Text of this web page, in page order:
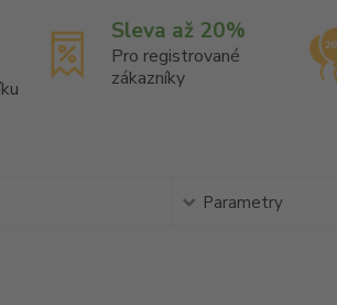
Sleva až 20%
Pro registrované
zákazníky
Parametry